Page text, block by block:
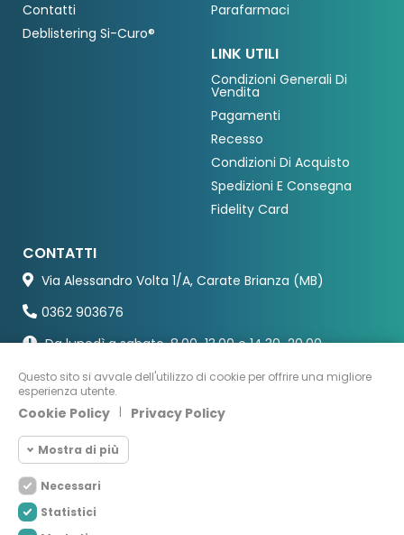
Contatti
Deblistering Si-Curo®
Parafarmaci
LINK UTILI
Condizioni Generali Di
Vendita
Pagamenti
Recesso
Condizioni Di Acquisto
Spedizioni E Consegna
Fidelity Card
CONTATTI
Via Alessandro Volta 1/A, Carate Brianza (MB)
0362 903676
Da lunedì a sabato, 8.00-13.00 e 14.30-20.00
Questo sito si avvale dell'utilizzo di cookie per offrire una migliore
esperienza utente.
Cookie Policy | Privacy Policy
Mostra di più
Necessari
Statistici